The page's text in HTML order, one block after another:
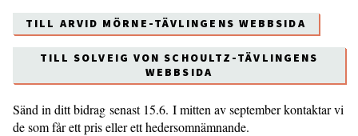
TILL ARVID MÖRNE-TÄVLINGENS WEBBSIDA
TILL SOLVEIG VON SCHOULTZ-TÄVLINGENS
WEBBSIDA
Sänd in ditt bidrag senast 15.6. I mitten av september kontaktar vi
de som får ett pris eller ett hedersomnämnande.